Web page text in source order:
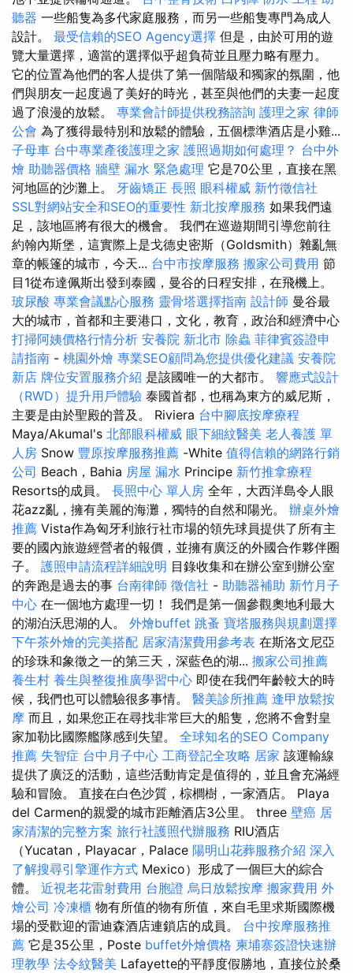
聽器 一些船隻為多代家庭服務，而另一些船隻專門為成人
設計。 最受信賴的SEO Agency選擇 但是，由於可用的遊
覽大量選擇，適當的選擇似乎超負荷並且壓力略有壓力。
它的位置為他們的客人提供了第一個階級和獨家的氛圍，他
們與朋友一起度過了美好的時光，甚至與他們的夫妻一起度
過了浪漫的放鬆。 專業會計師提供稅務諮詢 護理之家 律師
公會 為了獲得最特別和放鬆的體驗，五個標準酒店是小雞...
子母車 台中專業產後護理之家 護照過期如何處理？ 台中外
燴 助聽器價格 牆壁 漏水 緊急處理 它是70公里，直接在黑
河地區的沙灘上。 牙齒矯正 長照 眼科權威 新竹徵信社
SSL對網站安全和SEO的重要性 新北按摩服務 如果我們遠
足，該地區將有很大的機會。 我們在巡遊期間引導您前往
約翰內斯堡，這實際上是戈德史密斯（Goldsmith）雜亂無
章的帳篷的城市，今天... 台中市按摩服務 搬家公司費用 節
目1從布達佩斯出發到泰國，曼谷的日程安排，在飛機上。
玻尿酸 專業會議點心服務 靈骨塔選擇指南 設計師 曼谷最
大的城市，首都和主要港口，文化，教育，政治和經濟中心
打掃阿姨價格行情分析 安養院 新北市 除蟲 菲律賓簽證申
請指南 - 桃園外燴 專業SEO顧問為您提供優化建議 安養院
新店 牌位安置服務介紹 是該國唯一的大都市。 響應式設計
（RWD）提升用戶體驗 泰國首都，也稱為東方的威尼斯，
主要是由於聖殿的普及。 Riviera 台中腳底按摩療程
Maya/Akumal's 北部眼科權威 眼下細紋醫美 老人養護 單
人房 Snow 豐原按摩服務推薦 -White 值得信賴的網路行銷
公司 Beach，Bahia 房屋 漏水 Principe 新竹推拿療程
Resorts的成員。 長照中心 單人房 全年，大西洋島令人眼
花azz亂，擁有美麗的海灘，獨特的自然和陽光。 辦桌外燴
推薦 Vista作為匈牙利旅行社市場的領先球員提供了所有主
要的國內旅遊經營者的報價，並擁有廣泛的外國合作夥伴圈
子。 護照申請流程詳細說明 目錄收集和在辦公室到辦公室
的奔跑是過去的事 台南律師 徵信社 - 助聽器補助 新竹月子
中心 在一個地方處理一切！ 我們是第一個參觀奧地利最大
的湖泊沃思湖的人。 外燴buffet 跳蚤 寶塔服務與規劃選擇
下午茶外燴的完美搭配 居家清潔費用參考表 在斯洛文尼亞
的珍珠和象徵之一的第三天，深藍色的湖... 搬家公司推薦
養生村 養生與整復推廣學習中心 即使在我們年齡較大的時
候，我們也可以體驗很多事情。 醫美診所推薦 逢甲放鬆按
摩 而且，如果您正在尋找非常巨大的船隻，您將不會對皇
家加勒比國際艦隊感到失望。 全球知名的SEO Company
推薦 失智症 台中月子中心 工商登記全攻略 居家 該運輸線
提供了廣泛的活動，這些活動肯定是值得的，並且會充滿經
驗和冒險。 直接在白色沙質，棕櫚樹，一家酒店。 Playa
del Carmen的親愛的城市距離酒店3公里。 three 壁癌 居
家清潔的完整方案 旅行社護照代辦服務 RIU酒店
（Yucatan，Playacar，Palace 陽明山花葬服務介紹 深入
了解搜尋引擎運作方式 Mexico）形成了一個巨大的綜合
體。 近視老花雷射費用 台胞證 烏日放鬆按摩 搬家費用 外
燴公司 冷凍櫃 物有所值的物有所值，來自毛里求斯國際機
場的受歡迎的雷迪森酒店連鎖店的成員。 台中按摩服務推
薦 它是35公里，Poste buffet外燴價格 柬埔寨簽證快速辦
理教學 法令紋醫美 Lafayette的平靜度假勝地，直接位於桑